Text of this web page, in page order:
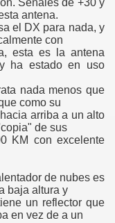
Señales de +30 y
antena.
el DX para nada, y
con
esta es la antena
ha estado en uso
nada menos que
como su
arriba a un alto
de sus
KM con excelente
de nubes es
baja altura y
un reflector que
en vez de a un